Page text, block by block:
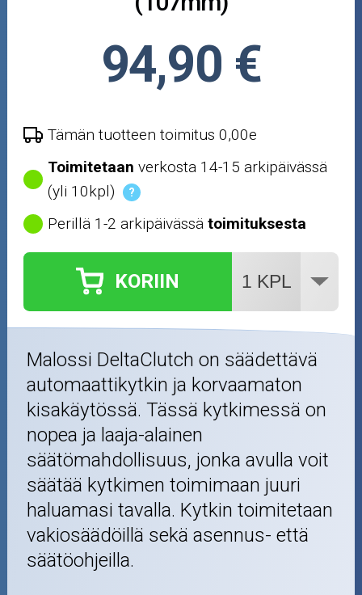
Nastarenkaat
Öljyt ja kemikaalit
Työkalut
94,90 €
Tämän tuotteen toimitus 0,00e
Toimitetaan verkosta 14-15 arkipäivässä
(yli 10kpl)
?
Perillä 1-2 arkipäivässätoimituksesta
KORIIN
Malossi DeltaClutch on säädettävä
automaattikytkin ja korvaamaton
kisakäytössä. Tässä kytkimessä on
nopea ja laaja-alainen
säätömahdollisuus, jonka avulla voit
säätää kytkimen toimimaan juuri
haluamasi tavalla. Kytkin toimitetaan
vakiosäädöillä sekä asennus- että
säätöohjeilla.